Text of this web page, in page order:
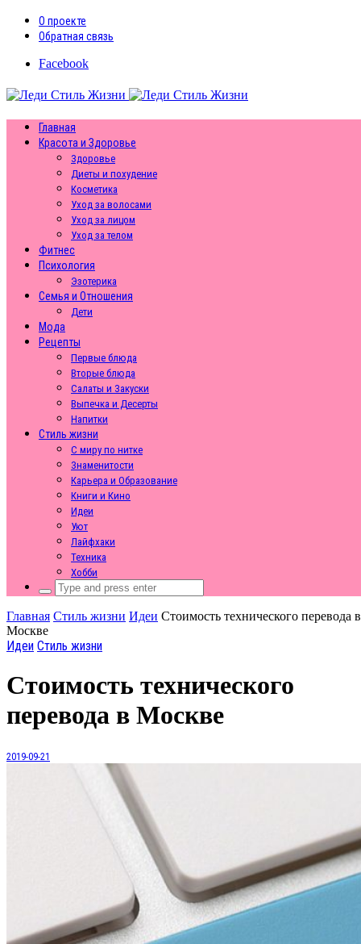
О проекте
Обратная связь
Facebook
Главная
Красота и Здоровье
Здоровье
Диеты и похудение
Косметика
Уход за волосами
Уход за лицом
Уход за телом
Фитнес
Психология
Эзотерика
Семья и Отношения
Дети
Мода
Рецепты
Первые блюда
Вторые блюда
Салаты и Закуски
Выпечка и Десерты
Напитки
Стиль жизни
С миру по нитке
Знаменитости
Карьера и Образование
Книги и Кино
Идеи
Уют
Лайфхаки
Техника
Хобби
Search
for:
Главная Стиль жизни Идеи Стоимость технического перевода в
Москве
Идеи Стиль жизни
Стоимость технического
перевода в Москве
2019-09-21